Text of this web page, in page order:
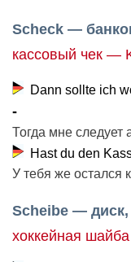
Scheck —
кассовый чек —
Dann sollte ich
Тогда мне следует
Hast du den
У тебя же остался
Scheibe — диск,
хоккейная